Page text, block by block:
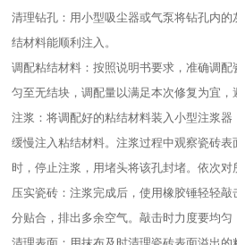
清理钻孔：用小型吸尘器或气泵将钻孔内
结材料能顺利注入。​
调配粘结材料：按照说明书要求，准确调
匀至无结块，调配量以满足本次修复为宜，
注浆：将调配好的粘结材料装入小型注浆器
缓慢注入粘结材料。注浆过程中观察瓷砖表
时，停止注浆，用堵头将该孔封堵。依次对
压实瓷砖：注浆完成后，使用橡胶锤轻轻
分贴合，排出多余空气。敲击时力度要均匀